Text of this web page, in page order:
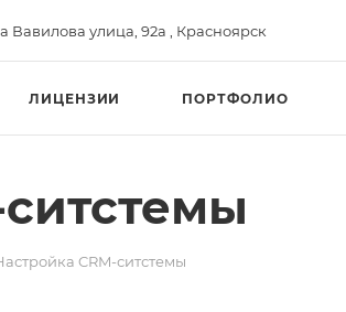
Вавилова улица, 92а , Красноярск​
ЛИЦЕНЗИИ ПОРТФОЛИО
CRM-ситстемы